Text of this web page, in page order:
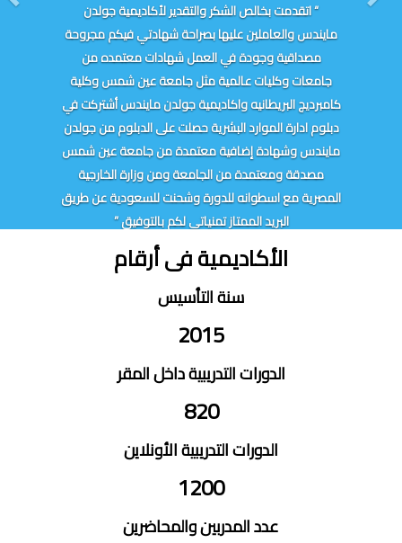
“ اتقدمت بخالص الشكر والتقدير لأكاديمية جولدن
مايندس والعاملين عليها بصراحة شهادتي فيكم مجروحة
مصداقية وجودة في العمل شهادات معتمده من
جامعات وكليات عالمية مثل جامعة عين شمس وكلية
كامبرديج البريطانيه واكاديمية جولدن مايندس أشتركت في
دبلوم ادارة الموارد البشرية حصلت على الدبلوم من جولدن
مايندس وشهادة إضافية معتمدة من جامعة عين شمس
مصدقة ومعتمدة من الجامعة ومن وزارة الخارجية
المصرية مع اسطوانه للدورة وشحنت للسعودية عن طريق
البريد الممتاز تمنياتي لكم بالتوفيق ”
الأكاديمية فى أرقام
سنة التأسيس
2015
الدورات التدريبية داخل المقر
820
الدورات التدريبية الأونلاين
1200
عدد المدربين والمحاضرين